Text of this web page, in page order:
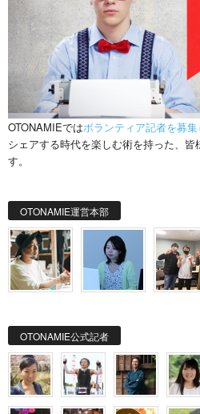
OTONAMIEではボランティア記者を募集
シェアする時代を楽しむ術を持った、皆
す。
OTONAMIE運営本部
OTONAMIE公式記者